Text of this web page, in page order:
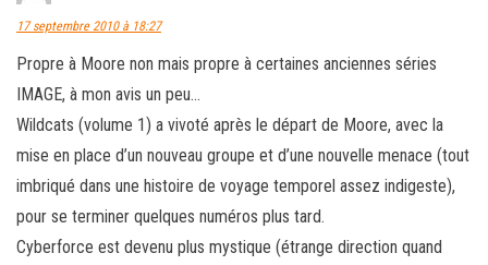
17 septembre 2010 à 18:27
Propre à Moore non mais propre à certaines anciennes séries
IMAGE, à mon avis un peu…
Wildcats (volume 1) a vivoté après le départ de Moore, avec la
mise en place d’un nouveau groupe et d’une nouvelle menace (tout
imbriqué dans une histoire de voyage temporel assez indigeste),
pour se terminer quelques numéros plus tard.
Cyberforce est devenu plus mystique (étrange direction quand